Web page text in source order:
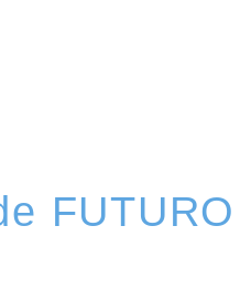
FUTURO